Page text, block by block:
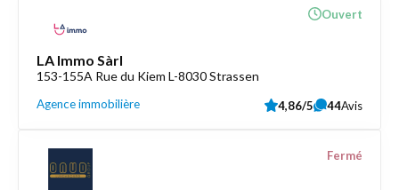
LA Immo Sàrl
153-155A Rue du Kiem L-8030 Strassen
Agence immobilière
Ouvert
4,86/5 44Avis
Fermé